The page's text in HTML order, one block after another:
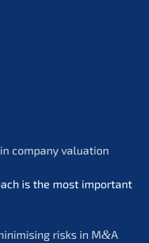
compa­ny valua­ti­on
is the most important
risks in M&A